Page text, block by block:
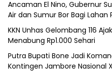
Ancaman El Nino, Gubernur
Air dan Sumur Bor Bagi Lahan
KKN Unhas Gelombang 116
Menabung Rp1.000 Sehari
Putra Bupati Bone Jadi
Kontingen Jambore Nasional